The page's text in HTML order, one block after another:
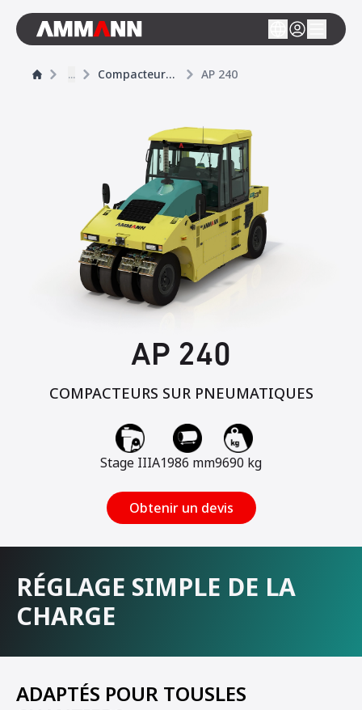
... Compacteurs sur pneumatiques AP 240
AP 240
COMPACTEURS SUR PNEUMATIQUES
Stage IIIA1986 mm9690 kg
Obtenir un devis
RÉGLAGE SIMPLE DE LA
CHARGE
ADAPTÉS POUR TOUSLES